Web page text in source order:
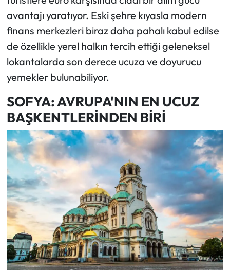
avantajı yaratıyor. Eski şehre kıyasla modern
finans merkezleri biraz daha pahalı kabul edilse
de özellikle yerel halkın tercih ettiği geleneksel
lokantalarda son derece ucuza ve doyurucu
yemekler bulunabiliyor.
SOFYA: AVRUPA'NIN EN UCUZ
BAŞKENTLERİNDEN BİRİ